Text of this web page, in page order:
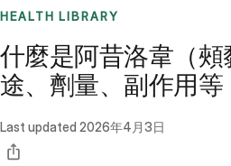
HEALTH LIBRARY
什麼是阿昔洛韋（
途、劑量、副作用等
Last updated 2026年4月3日